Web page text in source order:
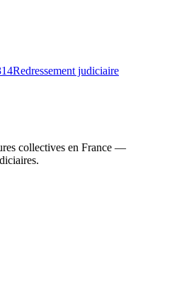
Redressement judiciaire
collectives en France —